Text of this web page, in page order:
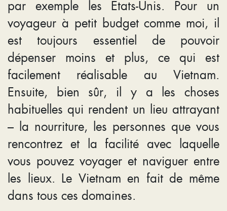
par exemple les États-Unis. Pour un
voyageur à petit budget comme moi, il
est toujours essentiel de pouvoir
dépenser moins et plus, ce qui est
facilement réalisable au Vietnam.
Ensuite, bien sûr, il y a les choses
habituelles qui rendent un lieu attrayant
– la nourriture, les personnes que vous
rencontrez et la facilité avec laquelle
vous pouvez voyager et naviguer entre
les lieux. Le Vietnam en fait de même
dans tous ces domaines.